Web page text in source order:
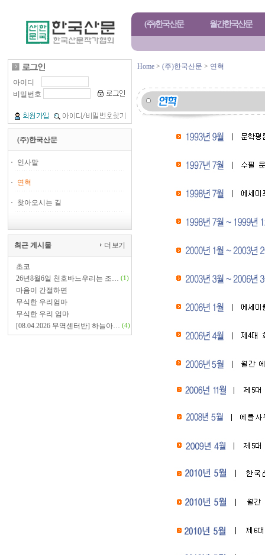
(주)한국산문 월간한국산문
아이디
비밀번호
(주)한국산문
인사말
연혁
찾아오시는 길
최근 게시물 더 보기
초코
26년8월6일 천호바느우리는 조… (1)
마음이 간절하면
무식한 우리엄마
무식한 우리 엄마
[08.04.2026 무역센터반] 하늘아… (4)
Home > (주)한국산문 > 연혁